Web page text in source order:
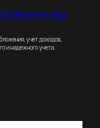
бухучет без
учет доходов,
и надежного учета.